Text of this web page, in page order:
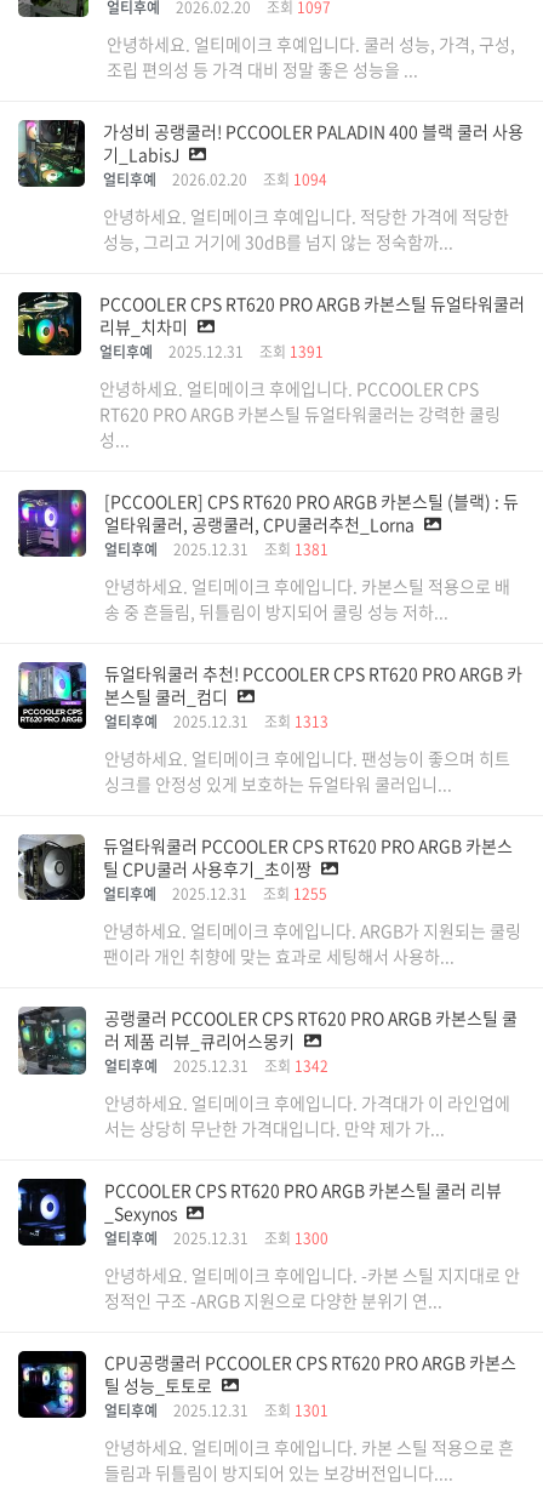
얼티후예 2026.02.20 조회 1097
안녕하세요. 얼티메이크 후예입니다. 쿨러 성능, 가격, 구성,
조립 편의성 등 가격 대비 정말 좋은 성능을 ...
가성비 공랭쿨러! PCCOOLER PALADIN 400 블랙 쿨러 사용
기_LabisJ
얼티후예 2026.02.20 조회 1094
안녕하세요. 얼티메이크 후예입니다. 적당한 가격에 적당한
성능, 그리고 거기에 30dB를 넘지 않는 정숙함까...
PCCOOLER CPS RT620 PRO ARGB 카본스틸 듀얼타워쿨러
리뷰_치차미
얼티후예 2025.12.31 조회 1391
안녕하세요. 얼티메이크 후에입니다. PCCOOLER CPS
RT620 PRO ARGB 카본스틸 듀얼타워쿨러는 강력한 쿨링
성...
[PCCOOLER] CPS RT620 PRO ARGB 카본스틸 (블랙) : 듀
얼타워쿨러, 공랭쿨러, CPU쿨러추천_Lorna
얼티후예 2025.12.31 조회 1381
안녕하세요. 얼티메이크 후에입니다. 카본스틸 적용으로 배
송 중 흔들림, 뒤틀림이 방지되어 쿨링 성능 저하...
듀얼타워쿨러 추천! PCCOOLER CPS RT620 PRO ARGB 카
본스틸 쿨러_컴디
얼티후예 2025.12.31 조회 1313
안녕하세요. 얼티메이크 후에입니다. 팬성능이 좋으며 히트
싱크를 안정성 있게 보호하는 듀얼타워 쿨러입니...
듀얼타워쿨러 PCCOOLER CPS RT620 PRO ARGB 카본스
틸 CPU쿨러 사용후기_초이짱
얼티후예 2025.12.31 조회 1255
안녕하세요. 얼티메이크 후에입니다. ARGB가 지원되는 쿨링
팬이라 개인 취향에 맞는 효과로 세팅해서 사용하...
공랭쿨러 PCCOOLER CPS RT620 PRO ARGB 카본스틸 쿨
러 제품 리뷰_큐리어스몽키
얼티후예 2025.12.31 조회 1342
안녕하세요. 얼티메이크 후에입니다. 가격대가 이 라인업에
서는 상당히 무난한 가격대입니다. 만약 제가 가...
PCCOOLER CPS RT620 PRO ARGB 카본스틸 쿨러 리뷰
_Sexynos
얼티후예 2025.12.31 조회 1300
안녕하세요. 얼티메이크 후에입니다. -카본 스틸 지지대로 안
정적인 구조 -ARGB 지원으로 다양한 분위기 연...
CPU공랭쿨러 PCCOOLER CPS RT620 PRO ARGB 카본스
틸 성능_토토로
얼티후예 2025.12.31 조회 1301
안녕하세요. 얼티메이크 후에입니다. 카본 스틸 적용으로 흔
들림과 뒤틀림이 방지되어 있는 보강버전입니다....